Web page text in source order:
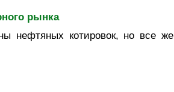
рынка
нефтяных котировок, но все же